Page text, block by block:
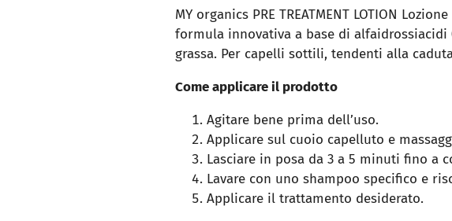
MY organics PRE TREATMENT LOTION
formula innovativa a base di alfaidrossiacidi
grassa. Per capelli sottili, tendenti alla
Come applicare il prodotto
Agitare bene prima dell’uso.
Applicare sul cuoio capelluto e
Lasciare in posa da 3 a 5 minuti fino a
Lavare con uno shampoo specifico e
Applicare il trattamento desiderato.